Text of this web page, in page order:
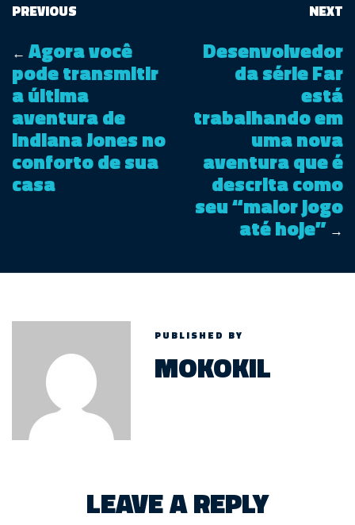
PREVIOUS
← Agora você
pode transmitir
a última
aventura de
Indiana Jones no
conforto de sua
casa
NEXT
Desenvolvedor
da série Far
está
trabalhando em
uma nova
aventura que é
descrita como
seu “maior jogo
até hoje” →
PUBLISHED BY
MOKOKIL
LEAVE A REPLY